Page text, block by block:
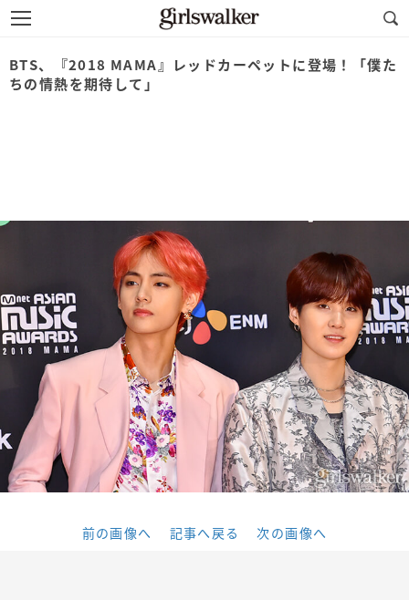
BTS、『2018 MAMA』レッドカーペットに登場！「僕た
ちの情熱を期待して」
前の画像へ 記事へ戻る 次の画像へ